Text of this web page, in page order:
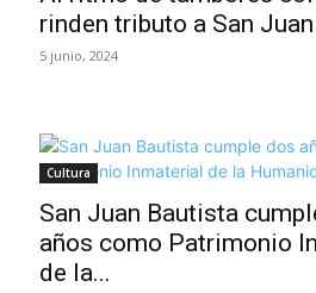
rinden tributo a San
5 junio, 2024
Cultura
San Juan Bautista
años como Patrimonio
de la...